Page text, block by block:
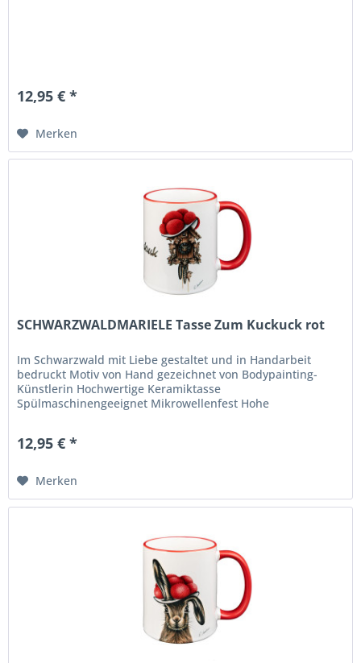
12,95 € *
Merken
SCHWARZWALDMARIELE Tasse Zum Kuckuck rot
Im Schwarzwald mit Liebe gestaltet und in Handarbeit
bedruckt Motiv von Hand gezeichnet von Bodypainting-
Künstlerin Hochwertige Keramiktasse
Spülmaschinengeeignet Mikrowellenfest Hohe
12,95 € *
Merken